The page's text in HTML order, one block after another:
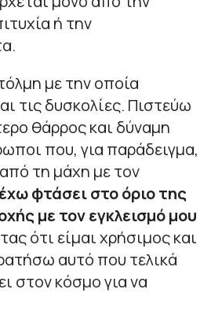
ή την
με την οποία
τις δυσκολίες. Πιστεύω
θάρρος και δύναμη
που, για παράδειγμα,
τη μάχη με τον
φτάσει στο όριο της
με τον εγκλεισμό μου
ότι είμαι χρήσιμος και
αυτό που τελικά
στον κόσμο για να